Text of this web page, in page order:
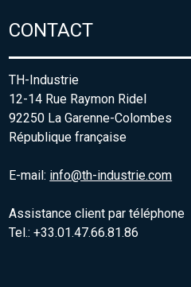
CONTACT
TH-Industrie
12-14 Rue Raymon Ridel
92250 La Garenne-Colombes
République française
E-mail: info@th-industrie.com
Assistance client par téléphone
Tel.: +33.01.47.66.81.86